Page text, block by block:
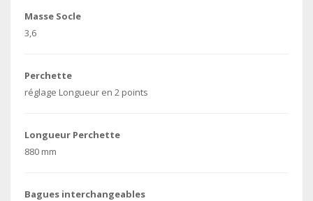
Masse Socle
3,6
Perchette
réglage Longueur en 2 points
Longueur Perchette
880 mm
Bagues interchangeables